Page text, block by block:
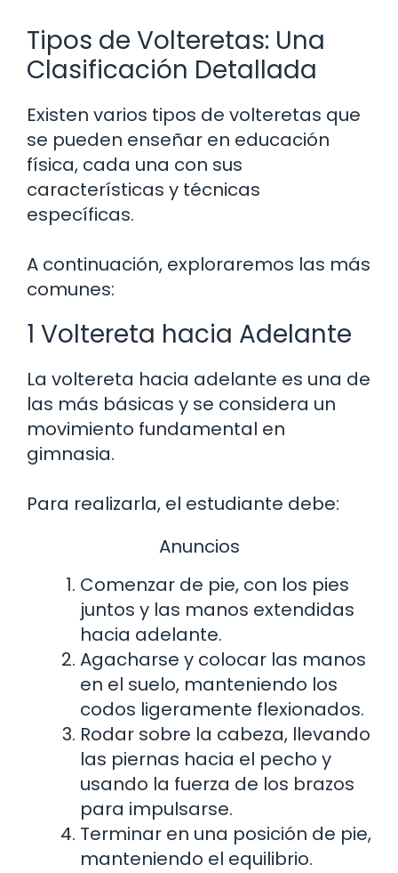
Tipos de Volteretas: Una
Clasificación Detallada
Existen varios tipos de volteretas que
se pueden enseñar en educación
física, cada una con sus
características y técnicas
específicas.
A continuación, exploraremos las más
comunes:
1 Voltereta hacia Adelante
La voltereta hacia adelante es una de
las más básicas y se considera un
movimiento fundamental en
gimnasia.
Para realizarla, el estudiante debe:
Anuncios
Comenzar de pie, con los pies
juntos y las manos extendidas
hacia adelante.
Agacharse y colocar las manos
en el suelo, manteniendo los
codos ligeramente flexionados.
Rodar sobre la cabeza, llevando
las piernas hacia el pecho y
usando la fuerza de los brazos
para impulsarse.
Terminar en una posición de pie,
manteniendo el equilibrio.